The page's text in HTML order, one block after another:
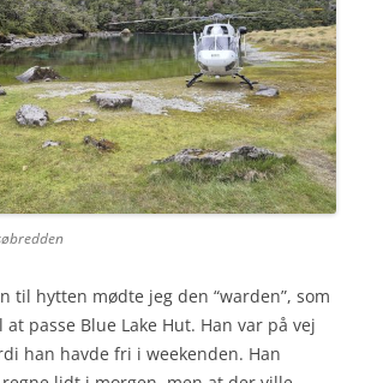
til hytten mødte jeg den “warden”, som
passe Blue Lake Hut. Han var på vej
han havde fri i weekenden. Han